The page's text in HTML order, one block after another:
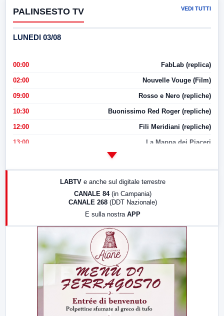
PALINSESTO TV VEDI TUTTI
LUNEDI 03/08
00:00 FabLab (replica)
02:00 Nouvelle Vouge (Film)
09:00 Rosso e Nero (repliche)
10:30 Buonissimo Red Roger (repliche)
12:00 Fili Meridiani (repliche)
13:00 La Mappa dei Piaceri
LABTV e anche sul digitale terrestre
CANALE 84 (in Campania)
CANALE 268 (DDT Nazionale)
E sulla nostra APP